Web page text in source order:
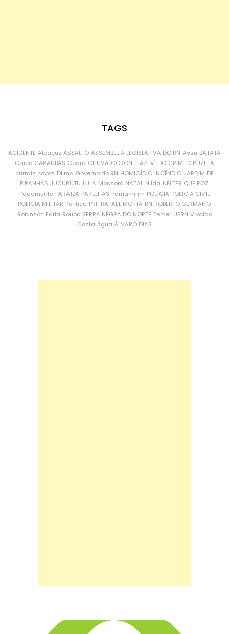
TAGS
ACIDENTE Alcaçuz ASSALTO ASSEMBLEIA LEGISLATIVA DO RN Assu BATATA
Caicó CARAÚBAS Ceará CHUVA CORONEL AZEVEDO CRIME CRUZETA
currais novos Dilma Governo do RN HOMICÍDIO INCÊNDIO JARDIM DE
PIRANHAS JUCURUTU LULA Mossoró NATAL Nilda NÉLTER QUEIROZ
Pagamento PARAÍBA PARELHAS Parnamirim POLÍCIA POLÍCIA CIVIL
POLÍCIA MILITAR Política PRF RAFAEL MOTTA RN ROBERTO GERMANO
Robinson Faria Roubo SERRA NEGRA DO NORTE Temer UFRN Vivaldo
Costa Água ÁLVARO DIAS